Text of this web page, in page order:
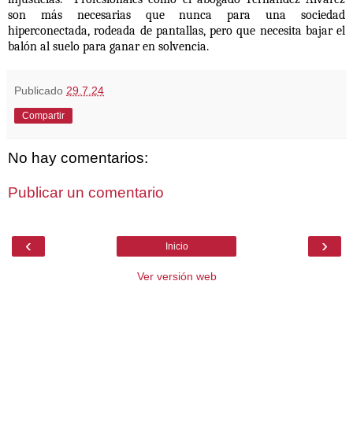
son más necesarias que nunca para una sociedad
hiperconectada, rodeada de pantallas, pero que necesita bajar el
balón al suelo para ganar en solvencia.
Publicado 29.7.24
Compartir
No hay comentarios:
Publicar un comentario
‹ ›
Inicio
Ver versión web